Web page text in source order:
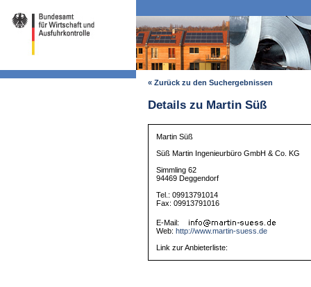
« Zurück zu den Suchergebnissen
Details zu Martin Süß
Martin Süß
Süß Martin Ingenieurbüro GmbH & Co. KG
Simmling 62
94469 Deggendorf
Tel.: 09913791014
Fax: 09913791016
E-Mail:
Web: http://www.martin-suess.de
Link zur Anbieterliste: